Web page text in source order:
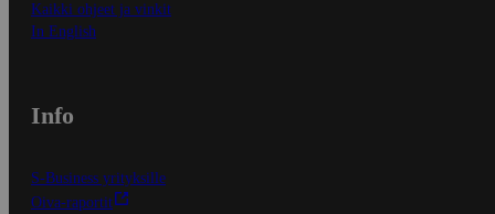
Kaikki ohjeet ja vinkit
In English
Info
S-Business yrityksille
Oiva-raportit